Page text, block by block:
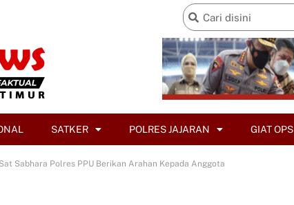
SATKER POLRES JAJARAN GIAT OPS
Sabhara Polres PPU Berikan Arahan Kepada Anggota